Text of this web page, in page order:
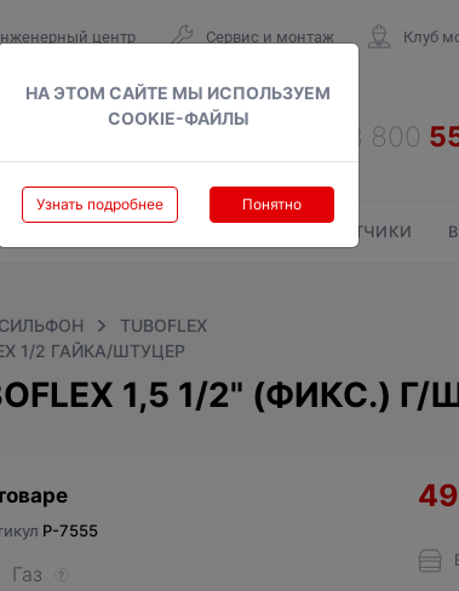
НА ЭТОМ САЙТЕ МЫ ИСПОЛЬЗУЕМ
COOKIE-ФАЙЛЫ
Узнать подробнее Понятно
центр Сервис и монтаж Клуб
СЧЕТЧИКИ
TUBOFLEX
1/2 ГАЙКА/ШТУЦЕР
1,5 1/2" (ФИКС.) Г/
P-7555
Газ ?